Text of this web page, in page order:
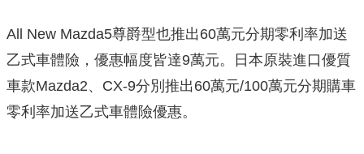
All New Mazda5尊爵型也推出60萬元分期零利率加送
乙式車體險，優惠幅度皆達9萬元。日本原裝進口優質
車款Mazda2、CX-9分別推出60萬元/100萬元分期購車
零利率加送乙式車體險優惠。